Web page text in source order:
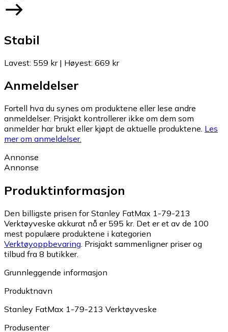
Stabil
Lavest: 559 kr| Høyest: 669 kr
Anmeldelser
Fortell hva du synes om produktene eller lese andre
anmeldelser. Prisjakt kontrollerer ikke om dem som
anmelder har brukt eller kjøpt de aktuelle produktene. Les
mer om anmeldelser.
Annonse
Annonse
Produktinformasjon
Den billigste prisen for Stanley FatMax 1-79-213
Verktøyveske akkurat nå er 595 kr. Det er et av de 100
mest populære produktene i kategorien
Verktøyoppbevaring. Prisjakt sammenligner priser og
tilbud fra 8 butikker.
Grunnleggende informasjon
Produktnavn
Stanley FatMax 1-79-213 Verktøyveske
Produsenter